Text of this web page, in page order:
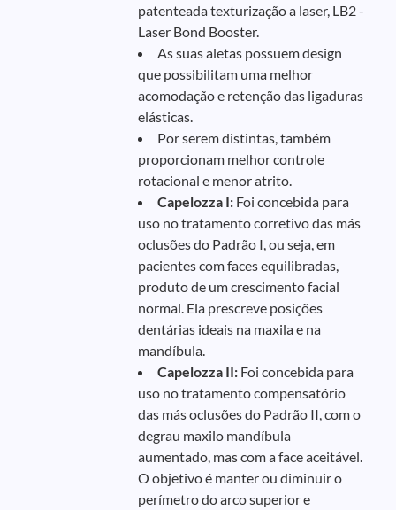
patenteada texturização a laser, LB2 -
Laser Bond Booster.
As suas aletas possuem design
que possibilitam uma melhor
acomodação e retenção das ligaduras
elásticas.
Por serem distintas, também
proporcionam melhor controle
rotacional e menor atrito.
Capelozza I: Foi concebida para
uso no tratamento corretivo das más
oclusões do Padrão I, ou seja, em
pacientes com faces equilibradas,
produto de um crescimento facial
normal. Ela prescreve posições
dentárias ideais na maxila e na
mandíbula.
Capelozza II: Foi concebida para
uso no tratamento compensatório
das más oclusões do Padrão II, com o
degrau maxilo mandíbula
aumentado, mas com a face aceitável.
O objetivo é manter ou diminuir o
perímetro do arco superior e